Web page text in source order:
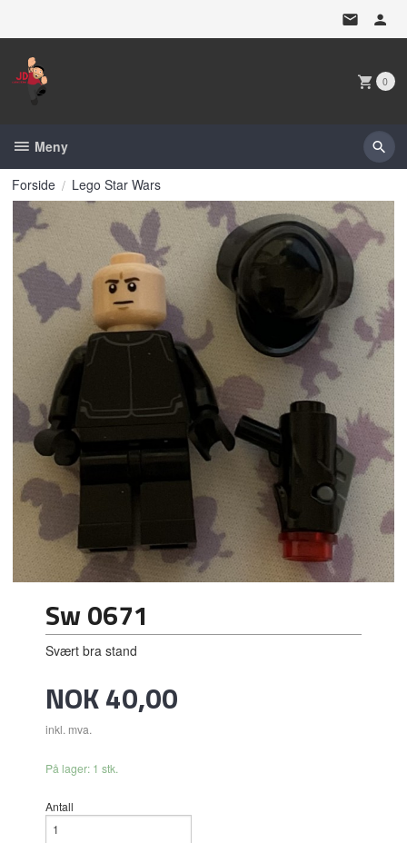
0
Meny
Forside Lego Star Wars
Sw 0671
Svært bra stand
Pris
NOK40,00
inkl. mva.
På lager: 1 stk.
Antall